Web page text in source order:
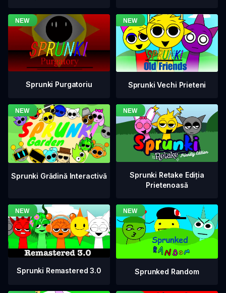
Sprunki Purgatoriu Sprunki Vechi Prieteni
Sprunki Grădină Interactivă
Sprunki Retake Ediția
Prietenoasă
Sprunki Remastered 3.0 Sprunked Random